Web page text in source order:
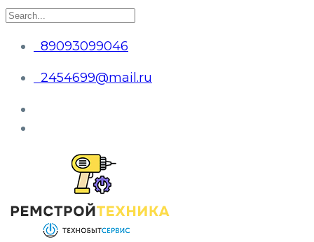
89093099046
2454699@mail.ru